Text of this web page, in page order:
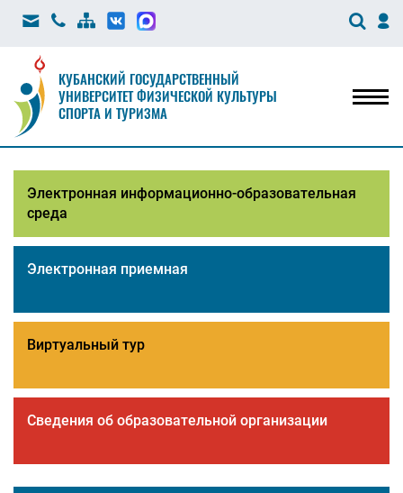
КУБАНСКИЙ ГОСУДАРСТВЕННЫЙ
УНИВЕРСИТЕТ ФИЗИЧЕСКОЙ КУЛЬТУРЫ
СПОРТА И ТУРИЗМА
Электронная информационно-образовательная
среда
Электронная приемная
Виртуальный тур
Сведения об образовательной организации